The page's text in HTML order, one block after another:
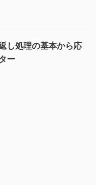
し処理の基本から応
ー